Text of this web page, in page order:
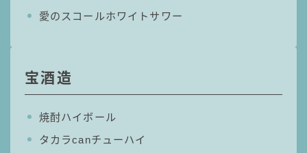
愛のスコールホワイトサワー
宝酒造
焼酎ハイボール
タカラcanチューハイ